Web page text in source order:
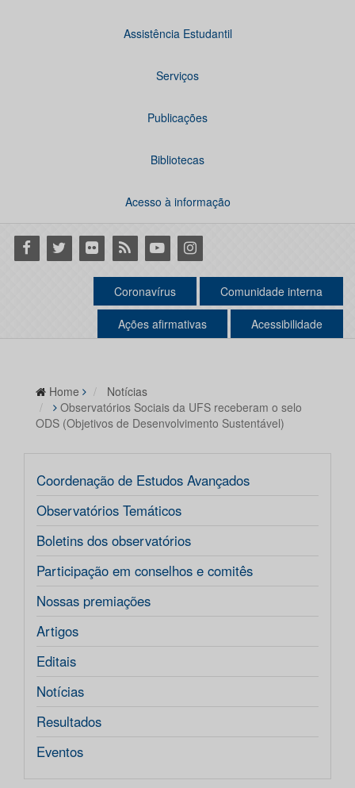
Assistência Estudantil
Serviços
Publicações
Bibliotecas
Acesso à informação
Facebook
Twitter Flickr RSS YoutubeInstagram
Coronavírus Comunidade interna
Ações afirmativas Acessibilidade
Home
Notícias
Observatórios Sociais da UFS receberam o selo
ODS (Objetivos de Desenvolvimento Sustentável)
Coordenação de Estudos Avançados
Observatórios Temáticos
Boletins dos observatórios
Participação em conselhos e comitês
Nossas premiações
Artigos
Editais
Notícias
Resultados
Eventos